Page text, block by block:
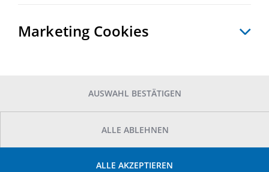
Marketing Cookies
AUSWAHL BESTÄTIGEN
ALLE ABLEHNEN
ALLE AKZEPTIEREN